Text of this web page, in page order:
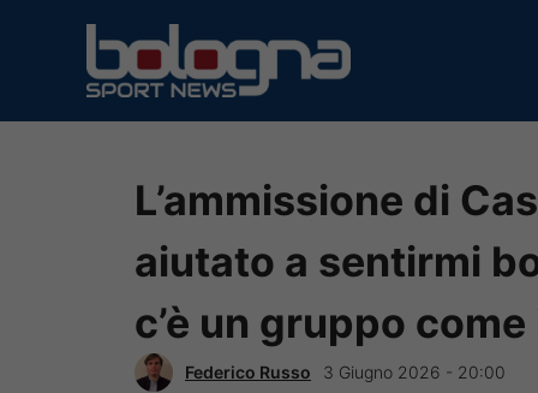
contenuto
L’ammissione di
aiutato a sentirmi
c’è un gruppo
Federico Russo 3 Giugno 2026 - 20:00